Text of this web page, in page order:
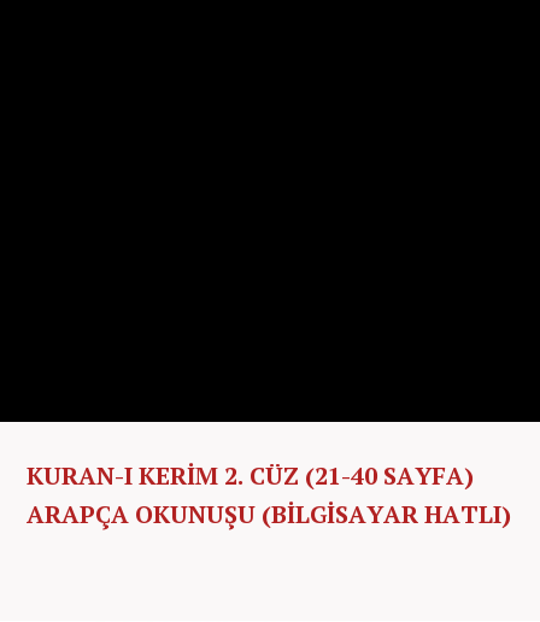
KURAN-I KERİM 2. CÜZ (21-40 SAYFA)
ARAPÇA OKUNUŞU (BİLGİSAYAR HATLI)